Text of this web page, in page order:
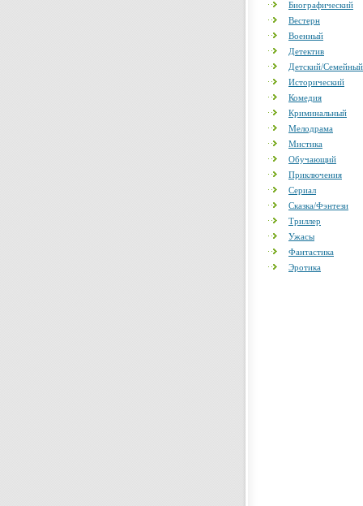
Биографический
Вестерн
Военный
Детектив
Детский/Семейный
Исторический
Комедия
Криминальный
Мелодрама
Мистика
Обучающий
Приключения
Сериал
Сказка/Фэнтези
Триллер
Ужасы
Фантастика
Эротика